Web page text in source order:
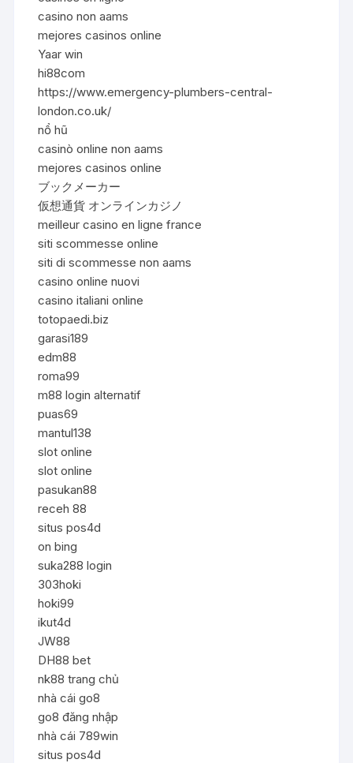
casino non aams
mejores casinos online
Yaar win
hi88com
https://www.emergency-plumbers-central-
london.co.uk/
nổ hũ
casinò online non aams
mejores casinos online
ブックメーカー
仮想通貨 オンラインカジノ
meilleur casino en ligne france
siti scommesse online
siti di scommesse non aams
casino online nuovi
casino italiani online
totopaedi.biz
garasi189
edm88
roma99
m88 login alternatif
puas69
mantul138
slot online
slot online
pasukan88
receh 88
situs pos4d
on bing
suka288 login
303hoki
hoki99
ikut4d
JW88
DH88 bet
nk88 trang chủ
nhà cái go8
go8 đăng nhập
nhà cái 789win
situs pos4d